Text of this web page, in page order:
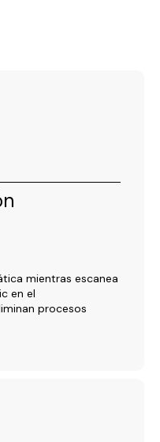
mientras escanea
en el
procesos